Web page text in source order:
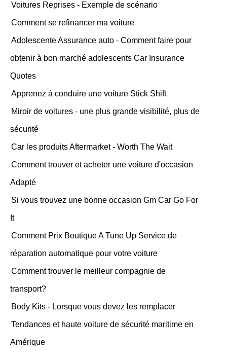
Voitures Reprises - Exemple de scénario
Comment se refinancer ma voiture
Adolescente Assurance auto - Comment faire pour
obtenir à bon marché adolescents Car Insurance
Quotes
Apprenez à conduire une voiture Stick Shift
Miroir de voitures - une plus grande visibilité, plus de
sécurité
Car les produits Aftermarket - Worth The Wait
Comment trouver et acheter une voiture d'occasion
Adapté
Si vous trouvez une bonne occasion Gm Car Go For
It
Comment Prix Boutique A Tune Up Service de
réparation automatique pour votre voiture
Comment trouver le meilleur compagnie de
transport?
Body Kits - Lorsque vous devez les remplacer
Tendances et haute voiture de sécurité maritime en
Amérique